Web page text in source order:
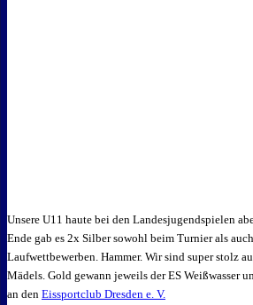
Unsere U11 haute bei den Landesjugendspielen
Ende gab es 2x Silber sowohl beim Turnier als
Laufwettbewerben. Hammer. Wir sind super stolz
Mädels. Gold gewann jeweils der ES Weißwasser
an den Eissportclub Dresden e. V.